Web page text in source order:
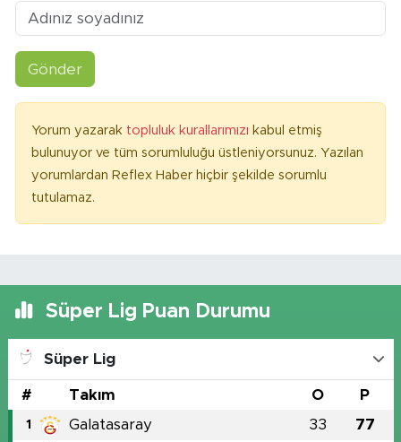
Gönder
Yorum yazarak topluluk kurallarımızı kabul etmiş
bulunuyor ve tüm sorumluluğu üstleniyorsunuz. Yazılan
yorumlardan Reflex Haber hiçbir şekilde sorumlu
tutulamaz.
Süper Lig Puan Durumu
Süper Lig
# Takım O P
1 Galatasaray 33 77